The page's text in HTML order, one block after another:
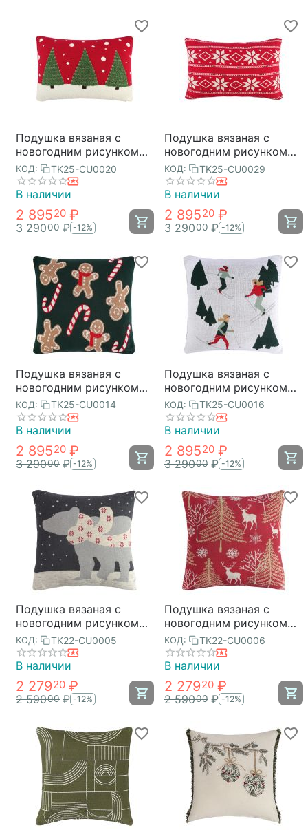
Подушка вязаная с
новогодним рисунком
Festive Wood из
коллекции New Year
Essential, 40x60 см,
Tkano
КОД: TK25-CU0020
В наличии
2 89520 ₽
3 29000 ₽ -12%
Подушка вязаная с
новогодним рисунком
Frostwork из коллекции
New Year Essential,
40x60 см, Tkano
КОД: TK25-CU0029
В наличии
2 89520 ₽
3 29000 ₽ -12%
Подушка вязаная с
новогодним рисунком
Gingerman из коллекции
New Year Essential,
45x45 см, Tkano
КОД: TK25-CU0014
В наличии
2 89520 ₽
3 29000 ₽ -12%
Подушка вязаная с
новогодним рисунком
Let's Ski из коллекции
New Year Essential,
45x45 см, Tkano
КОД: TK25-CU0016
В наличии
2 89520 ₽
3 29000 ₽ -12%
Подушка вязаная с
новогодним рисунком
Polar bear из коллекции
New Year Essential,
45х45 см, Tkano
КОД: TK22-CU0005
В наличии
2 27920 ₽
2 59000 ₽ -12%
Подушка вязаная с
новогодним рисунком
Winter fairytale из
коллекции New Year
Essential, 45х45 см,
Tkano
КОД: TK22-CU0006
В наличии
2 27920 ₽
2 59000 ₽ -12%